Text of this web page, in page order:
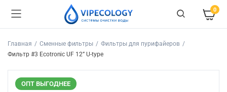
0
Главная Сменные фильтры
Фильтры для пурифайеров
Фильтр #3 Ecotronic UF 12” U-type
ОПТ ВЫГОДНЕЕ